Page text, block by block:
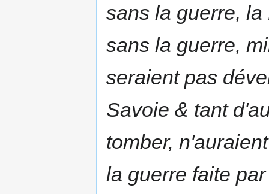
sans la guerre,
sans la guerre,
seraient pas
Savoie & tant
tomber,
la guerre faite